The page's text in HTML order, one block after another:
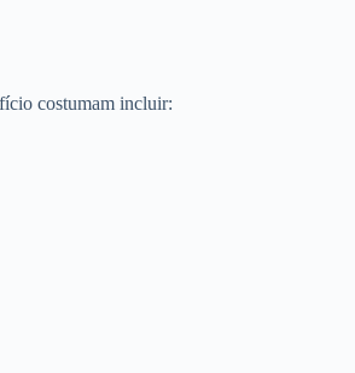
costumam incluir: